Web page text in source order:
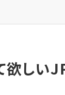
欲しい